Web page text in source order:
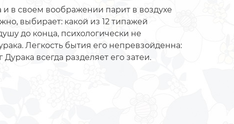
в своем воображении парит в воздухе
выбирает: какой из 12 типажей
до конца, психологически не
Легкость бытия его непревзойденна:
всегда разделяет его затеи.